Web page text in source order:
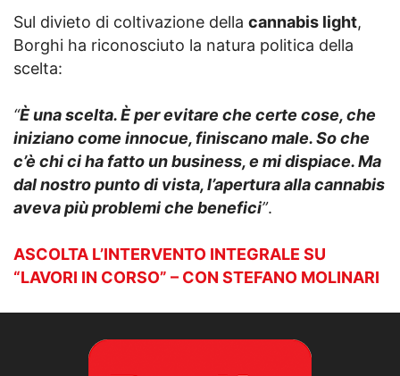
Sul divieto di coltivazione della cannabis light,
Borghi ha riconosciuto la natura politica della
scelta:
“È una scelta. È per evitare che certe cose, che
iniziano come innocue, finiscano male. So che
c’è chi ci ha fatto un business, e mi dispiace. Ma
dal nostro punto di vista, l’apertura alla cannabis
aveva più problemi che benefici”.
ASCOLTA L’INTERVENTO INTEGRALE SU
“LAVORI IN CORSO” – CON STEFANO MOLINARI